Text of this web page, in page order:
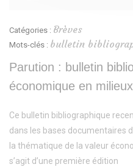
Catégories : Brèves
Mots-clés : bulletin
Parution : bulletin
économique en
Ce bulletin bibliographique
dans les bases documentaires
la thématique de la valeur
s’agit d’une première édition